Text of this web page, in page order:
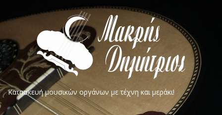
Κατασκευή μουσικών οργάνων με τέχνη και μεράκι!